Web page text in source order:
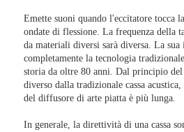
Emette suoni quando l'eccitatore tocca
ondate di flessione. La frequenza della
da materiali diversi sarà diversa. La sua
completamente la tecnologia
storia da oltre 80 anni. Dal principio
diverso dalla tradizionale cassa
del diffusore di arte piatta è più lunga.
In generale, la direttività di una cassa